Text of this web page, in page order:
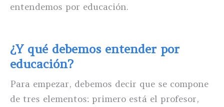
entendemos por educación.
¿Y qué debemos entender por
educación?
Para empezar, debemos decir que se compone
de tres elementos: primero está el profesor,